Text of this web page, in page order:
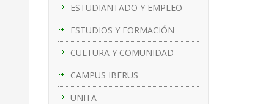
ESTUDIANTADO Y EMPLEO
ESTUDIOS Y FORMACIÓN
CULTURA Y COMUNIDAD
CAMPUS IBERUS
UNITA